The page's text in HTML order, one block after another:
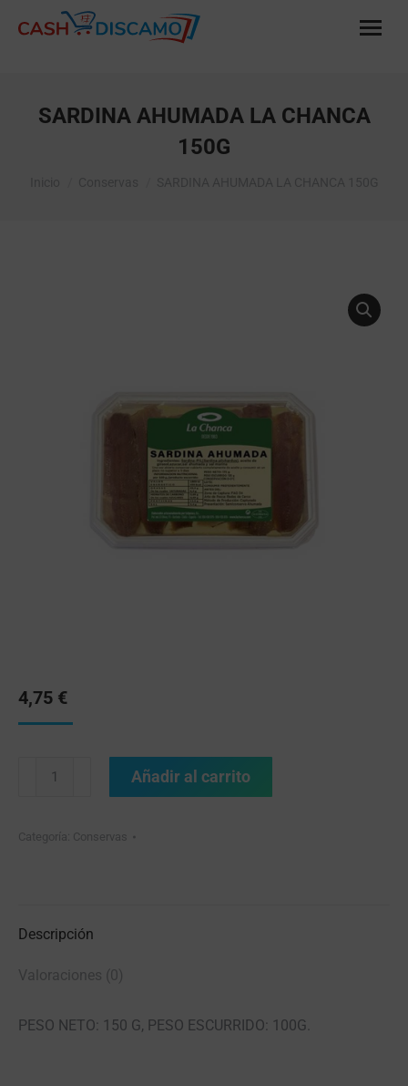
SARDINA AHUMADA LA CHANCA
150G
4,75 €
Añadir al carrito
Categoría: Conservas
Descripción
Valoraciones (0)
PESO NETO: 150 G, PESO ESCURRIDO: 100G.